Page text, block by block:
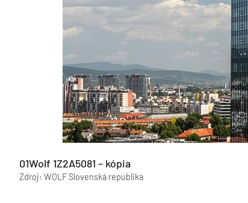
01Wolf 1Z2A5081 – kópia
Zdroj: WOLF Slovenská republika